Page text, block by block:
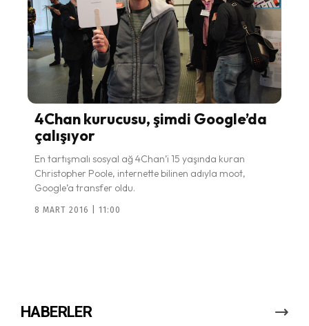
4Chan kurucusu, şimdi Google’da
çalışıyor
En tartışmalı sosyal ağ 4Chan’i 15 yaşında kuran
Christopher Poole, internette bilinen adıyla moot,
Google’a transfer oldu.
8 MART 2016 | 11:00
HABERLER